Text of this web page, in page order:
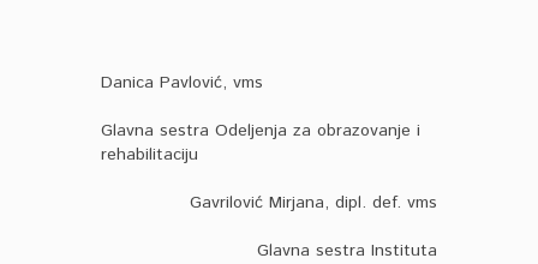
Danica Pavlović, vms
Glavna sestra Odeljenja za obrazovanje i
rehabilitaciju
Gavrilović Mirjana, dipl. def. vms
Glavna sestra Instituta